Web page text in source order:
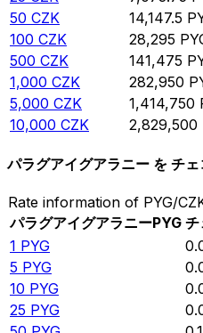
50 CZK 14,147.5
100 CZK 28,295
500 CZK 141,475
1,000 CZK 282,950
5,000 CZK 1,414,750
10,000 CZK 2,829,500
パラグアイグアラニー を チ
Rate information of PYG/
パラグアイグアラニーPYG チ
1 PYG
5 PYG
10 PYG
25 PYG